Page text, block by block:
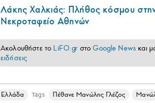
Λάκης Χαλκιάς: Πλήθος κόσμου
Νεκροταφείο Αθηνών
Ακολουθήστε το LiFO.gr στοGoogle News και
ειδήσεις
Ελλάδα Tags Πέθανε Μανώλης Γλέζος